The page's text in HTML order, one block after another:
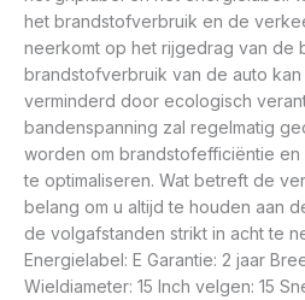
het brandstofverbruik en de
neerkomt op het rijgedrag van de
brandstofverbruik van de auto
verminderd door ecologisch
bandenspanning zal regelmatig
worden om brandstofefficiëntie
te optimaliseren. Wat betreft de
belang om u altijd te houden aan
de volgafstanden strikt in acht te
Energielabel: E Garantie: 2 jaar
Wieldiameter: 15 Inch velgen: 15